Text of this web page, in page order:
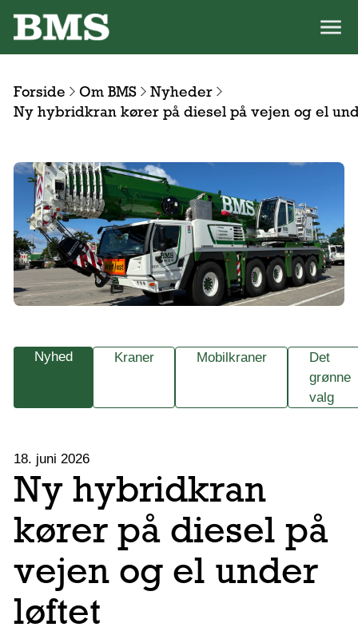
Forside Om BMS
Nyheder
Ny hybridkran kører på diesel på vejen og el
Nyhed Kraner Mobilkraner
Det
grønne
valg
18. juni 2026
Ny hybridkran
kører på diesel på
vejen og el under
løftet